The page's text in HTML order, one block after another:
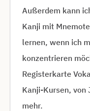
Außerdem kann
Kanji mit
lernen, wenn ich
konzentrieren
Registerkarte
Kanji-Kursen, von
mehr.